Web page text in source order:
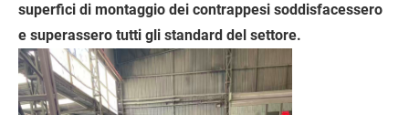
superfici di montaggio dei contrappesi soddisfacessero
e superassero tutti gli standard del settore.